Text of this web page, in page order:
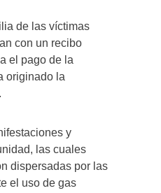
de las víctimas
con un recibo
el pago de la
originado la
y
las cuales
dispersadas por las
el uso de gas